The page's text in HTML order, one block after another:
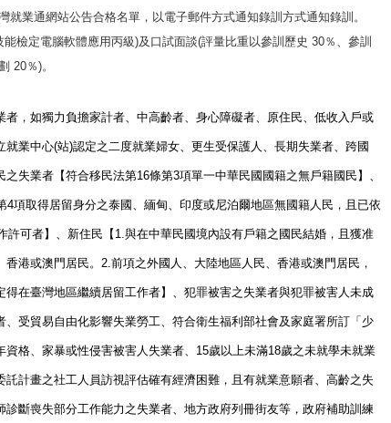
就業通網站公告合格名單，以電子郵件方式通知錄訓方式通知錄訓。
檢定電腦軟體應用丙級)及口試面談(評量比重以參訓歷史 30％、參訓
20％)。
，如獨力負擔家計者、中高齡者、身心障礙者、原住民、低收入戶或
就業中心(站)認定之二度就業婦女、更生受保護人、長期失業者、跨國
之失業者【符合移民法第16條第3項單一中華民國國籍之無戶籍國民】、
4項取得居留身分之泰國、緬甸、印度或尼泊爾地區無國籍人民，且已依
許可者】、新住民【1. 與在中華民國境內設有戶籍之國民結婚，且獲准
港或澳門居民。 2. 前項之外國人、大陸地區人民、香港或澳門居民，
在臺灣地區繼續居留工作者】、犯罪被害之失業者與犯罪被害人未成
受貿易自由化影響失業勞工、符合衛生福利部社會及家庭署所訂「少
格、家暴或性侵害被害人失業者、 15歲以上未滿18歲之未就學未就業
計畫之社工人員訪視評估確有經濟困難，且有就業意願者、高齡之失
斷喪失部分工作能力之失業者、地方政府列冊街友等，政府補助訓練